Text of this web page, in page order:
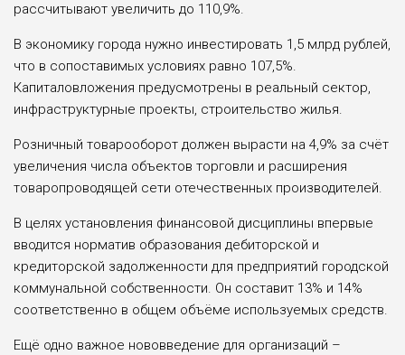
рассчитывают увеличить до 110,9%.
В экономику города нужно инвестировать 1,5 млрд рублей,
что в сопоставимых условиях равно 107,5%.
Капиталовложения предусмотрены в реальный сектор,
инфраструктурные проекты, строительство жилья.
Розничный товарооборот должен вырасти на 4,9% за счёт
увеличения числа объектов торговли и расширения
товаропроводящей сети отечественных производителей.
В целях установления финансовой дисциплины впервые
вводится норматив образования дебиторской и
кредиторской задолженности для предприятий городской
коммунальной собственности. Он составит 13% и 14%
соответственно в общем объёме используемых средств.
Ещё одно важное нововведение для организаций –